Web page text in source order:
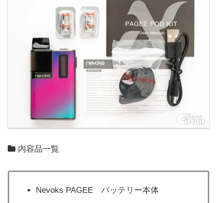
内容品一覧
Nevoks PAGEE バッテリー本体